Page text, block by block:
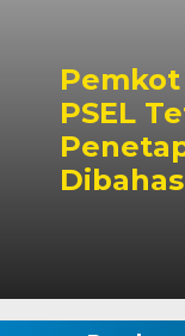
PSEL
Dibahas